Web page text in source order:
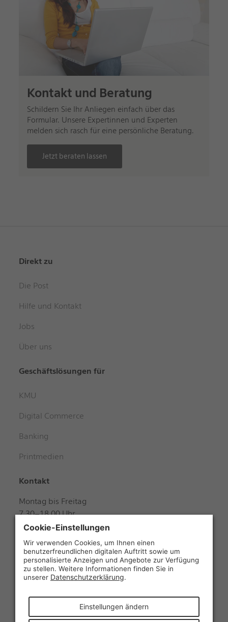
Kontakt und Beratung
Schildern Sie Ihr Anliegen einfach über das
Formular. Unsere Expertinnen und Experten
melden sich rasch für eine persönliche Beratung.
Jetzt beraten lassen
Direkt zu
Die Post
Hilfe und Kontakt
Jobs
Über uns
Geschäftslösungen für
KMU
Digital Commerce
Banking
Printmedien
Kontakt
Montag bis Freitag
7.30–18.00 Uhr
Samstag
8.00–12.00 Uhr
+41 848 888 888
Folgen Sie uns